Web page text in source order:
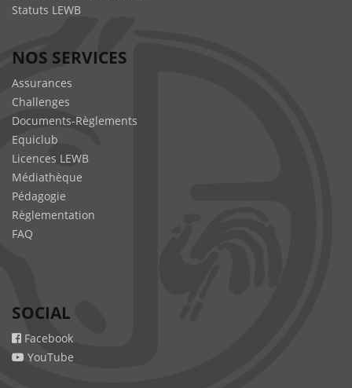
Statuts LEWB
NOS SERVICES
Assurances
Challenges
Documents-Règlements
Equiclub
Licences LEWB
Médiathèque
Pédagogie
Règlementation
FAQ
SOCIAL
Facebook
YouTube